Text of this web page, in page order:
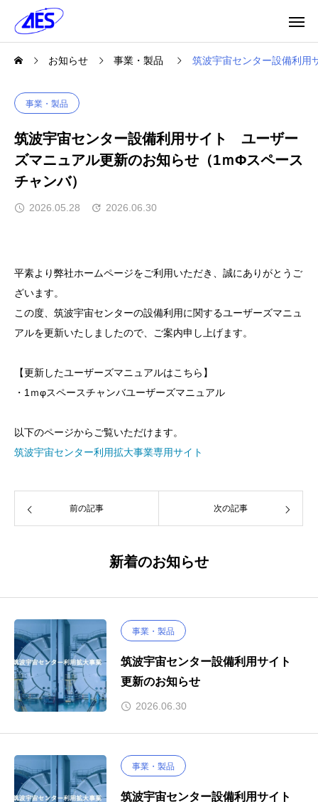
お知らせ 事業・製品 筑波宇宙センター設備利
事業・製品
筑波宇宙センター設備利用サイト ユーザー
ズマニュアル更新のお知らせ（1ｍΦスペース
チャンバ）
2026.05.28 2026.06.30
平素より弊社ホームページをご利用いただき、誠にありがとうご
ざいます。
この度、筑波宇宙センターの設備利用に関するユーザーズマニュ
アルを更新いたしましたので、ご案内申し上げます。
【更新したユーザーズマニュアルはこちら】
・1ｍφスペースチャンバユーザーズマニュアル
以下のページからご覧いただけます。
筑波宇宙センター利用拡大事業専用サイト
前の記事 次の記事
新着のお知らせ
事業・製品
筑波宇宙センター設備利用サイト
更新のお知らせ
2026.06.30
事業・製品
筑波宇宙センター設備利用サイト